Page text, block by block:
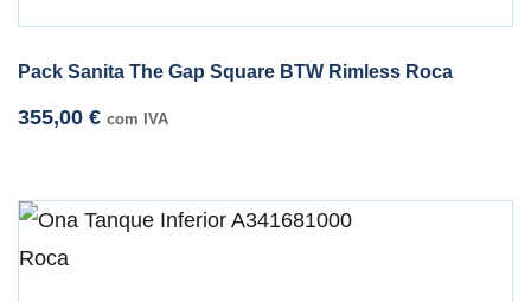
Pack Sanita The Gap Square BTW Rimless Roca
355,00 € com IVA